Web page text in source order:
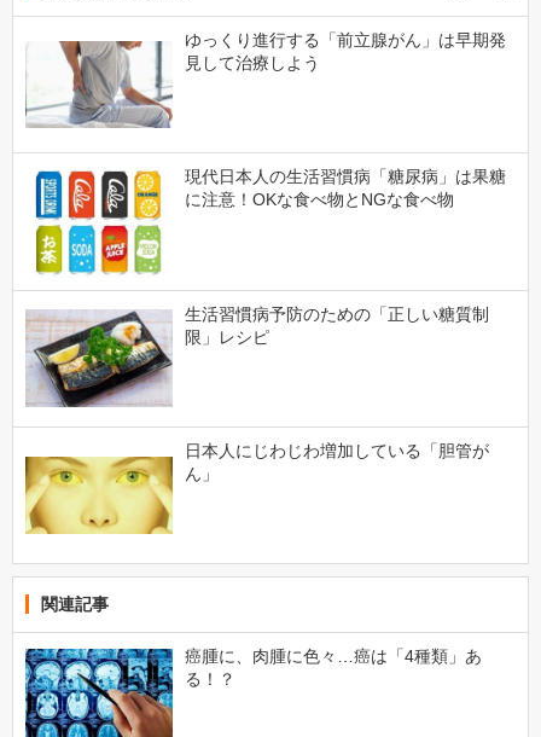
ゆっくり進行する「前立腺がん」は早期発
見して治療しよう
現代日本人の生活習慣病「糖尿病」は果糖
に注意！OKな食べ物とNGな食べ物
生活習慣病予防のための「正しい糖質制
限」レシピ
日本人にじわじわ増加している「胆管が
ん」
関連記事
癌腫に、肉腫に色々…癌は「4種類」あ
る！？